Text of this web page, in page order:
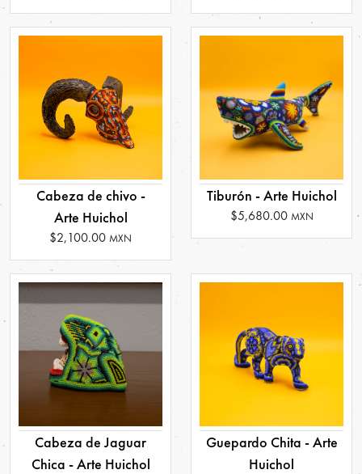
Cabeza de chivo -
Arte Huichol
$2,100.00 MXN
Tiburón - Arte Huichol
$5,680.00 MXN
Cabeza de Jaguar
Chica - Arte Huichol
Guepardo Chita - Arte
Huichol